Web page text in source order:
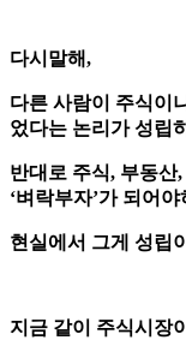
다시말해,
다른 사람이 주식이
었다는 논리가 성립
반대로 주식, 부동산
‘벼락부자’가 되어야
현실에서 그게 성립
지금 같이 주식시장